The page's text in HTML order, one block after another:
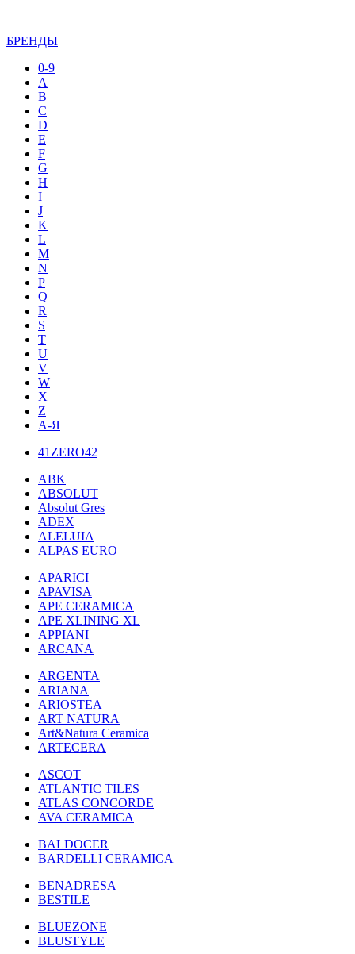
БРЕНДЫ
0-9
A
B
C
D
E
F
G
H
I
J
K
L
M
N
P
Q
R
S
T
U
V
W
X
Z
А-Я
41ZERO42
ABK
ABSOLUT
Absolut Gres
ADEX
ALELUIA
ALPAS EURO
APARICI
APAVISA
APE CERAMICA
APE XLINING XL
APPIANI
ARCANA
ARGENTA
ARIANA
ARIOSTEA
ART NATURA
Art&Natura Ceramica
ARTECERA
ASCOT
ATLANTIC TILES
ATLAS CONCORDE
AVA CERAMICA
BALDOCER
BARDELLI CERAMICA
BENADRESA
BESTILE
BLUEZONE
BLUSTYLE